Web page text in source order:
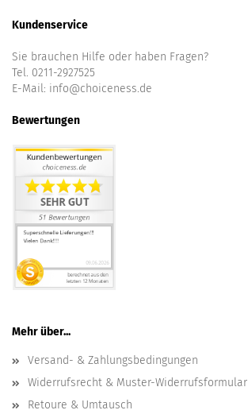
Kundenservice
Sie brauchen Hilfe oder haben Fragen?
Tel. 0211-2927525
E-Mail: info@choiceness.de
Bewertungen
Mehr über...
Versand- & Zahlungsbedingungen
Widerrufsrecht & Muster-Widerrufsformular
Retoure & Umtausch